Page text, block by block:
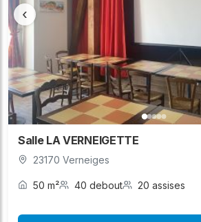
‹
Salle LA VERNEIGETTE
23170 Verneiges
50 m² 40 debout 20 assises